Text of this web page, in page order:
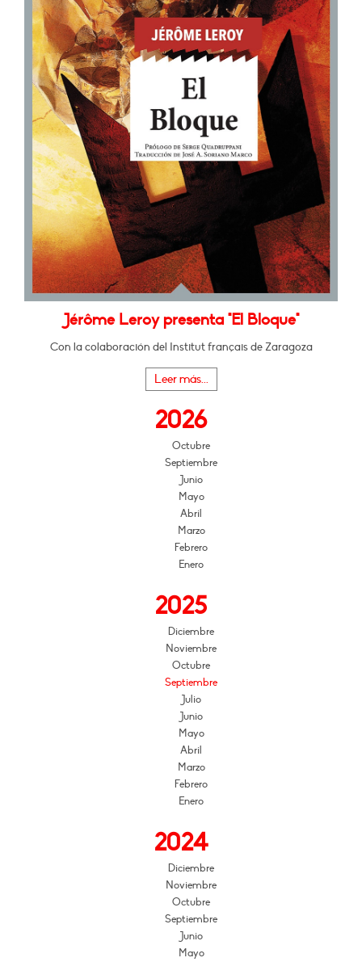
Jérôme Leroy presenta "El Bloque"
Con la colaboración del Institut français de Zaragoza
Leer más...
2026
Octubre
Septiembre
Junio
Mayo
Abril
Marzo
Febrero
Enero
2025
Diciembre
Noviembre
Octubre
Septiembre
Julio
Junio
Mayo
Abril
Marzo
Febrero
Enero
2024
Diciembre
Noviembre
Octubre
Septiembre
Junio
Mayo